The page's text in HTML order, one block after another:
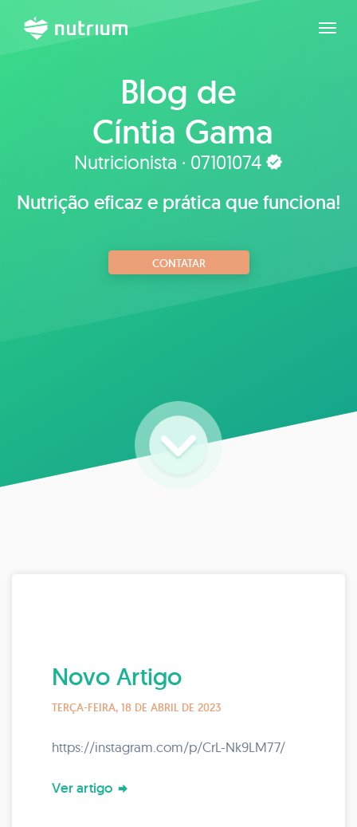
Blog de
Cíntia Gama
Nutricionista · 07101074
Nutrição eficaz e prática que funciona!
CONTATAR
Novo Artigo
TERÇA-FEIRA, 18 DE ABRIL DE 2023
https://instagram.com/p/CrL-Nk9LM77/
Ver artigo